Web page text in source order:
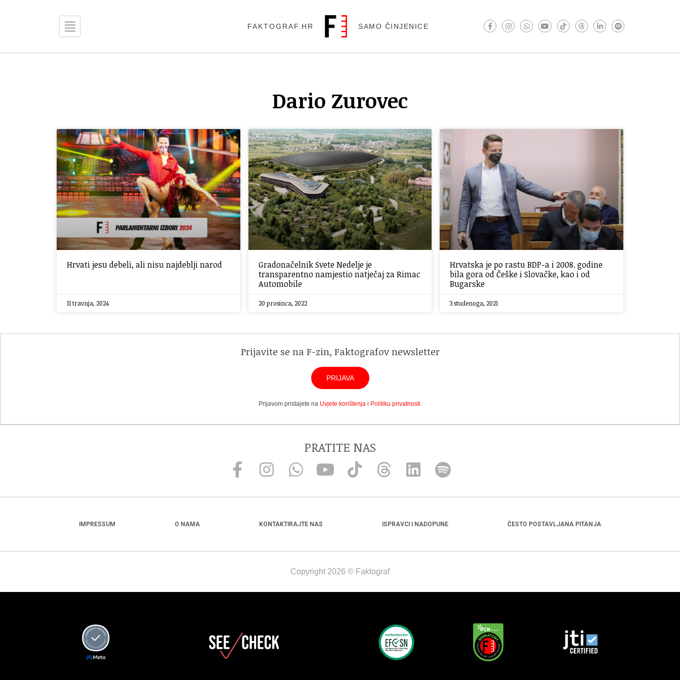
FAKTOGRAF.HR SAMO ČINJENICE
Dario Zurovec
Hrvati jesu debeli, ali nisu najdeblji narod
11 travnja, 2024
Gradonačelnik Svete Nedelje je
transparentno namjestio natječaj za Rimac
Automobile
20 prosinca, 2022
Hrvatska je po rastu BDP-a i 2008. godine
bila gora od Češke i Slovačke, kao i od
Bugarske
3 studenoga, 2021
Prijavite se na F-zin, Faktografov newsletter
PRIJAVA
Prijavom pristajete na Uvjete korištenjai Politiku privatnosti.
PRATITE NAS
IMPRESSUM O NAMA KONTAKTIRAJTE NAS ISPRAVCI I NADOPUNE ČESTO POSTAVLJANA PITANJA
Copyright 2026 © Faktograf